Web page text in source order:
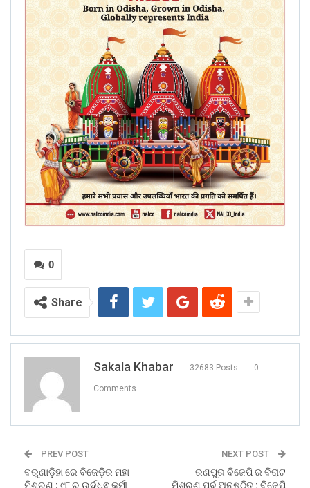
0
Share
Sakala Khabar 32683 Posts 0
Comments
PREV POST
ବରୁଣାଡ଼ିହା ରେ ବିଜେଡ଼ିର ମହା
ମିଶ୍ରଣ ; ୯୮ ରୁ ଉର୍ଦ୍ଧ୍ଵ କର୍ମୀ
NEXT POST
ରଣପୁର ବିଜେପି ର ବିରାଟ
ମିଶ୍ରଣ ପର୍ବ ଅନୁଷ୍ଠିତ : ବିଜେପି